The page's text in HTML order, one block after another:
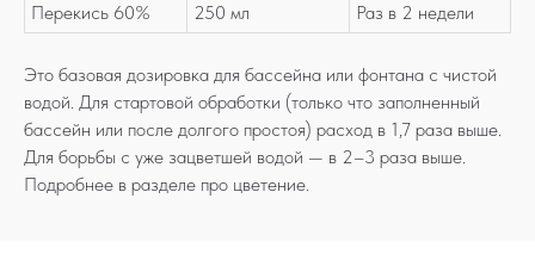
Перекись 60%
250 мл Раз в 2 недели
Это базовая дозировка для бассейна или фонтана с чистой
водой. Для стартовой обработки (только что заполненный
бассейн или после долгого простоя) расход в 1,7 раза выше.
Для борьбы с уже зацветшей водой — в 2–3 раза выше.
Подробнее в разделе про цветение.